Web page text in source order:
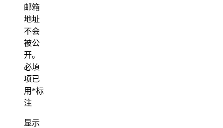
邮箱
地址
不会
被公
开。
必填
项已
用 *标
注
显示